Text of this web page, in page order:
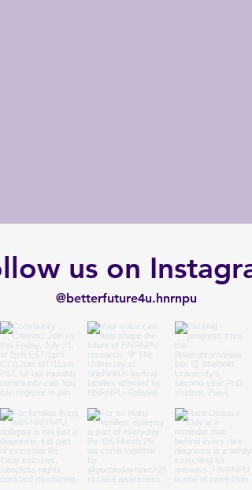
us on
@betterfuture4u.hnrnpu